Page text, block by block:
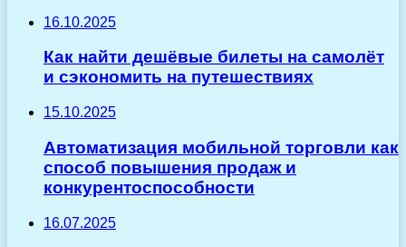
16.10.2025
Как найти дешёвые билеты на самолёт
и сэкономить на путешествиях
15.10.2025
Автоматизация мобильной торговли как
способ повышения продаж и
конкурентоспособности
16.07.2025